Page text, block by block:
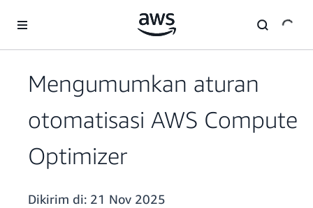
Mengumumkan aturan
otomatisasi AWS Compute
Optimizer
Dikirim di: 21 Nov 2025